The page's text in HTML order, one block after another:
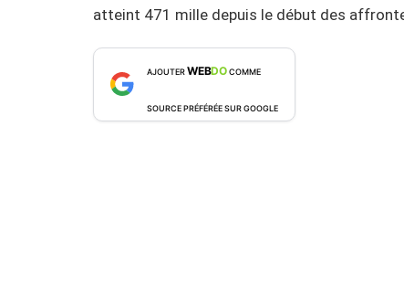
atteint 471 mille depuis le début des
AJOUTERWEBDOCOMME
SOURCE PRÉFÉRÉE SUR GOOGLE